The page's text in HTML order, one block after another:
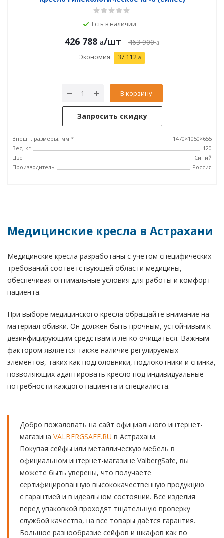
Есть в наличии
426 788 /шт 463 900
Экономия 37 112
В корзину
Запросить скидку
Внешн. размеры, мм *
1470×1050×655
Вес, кг
120
Цвет
Синий
Производитель
Россия
Медицинские кресла в Астрахани
Медицинские кресла разработаны с учетом специфических
требований соответствующей области медицины,
обеспечивая оптимальные условия для работы и комфорт
пациента.
При выборе медицинского кресла обращайте внимание на
материал обивки. Он должен быть прочным, устойчивым к
дезинфицирующим средствам и легко очищаться. Важным
фактором является также наличие регулируемых
элементов, таких как подголовники, подлокотники и спинка,
позволяющих адаптировать кресло под индивидуальные
потребности каждого пациента и специалиста.
Добро пожаловать на сайт официального интернет-
магазина VALBERGSAFE.RU в Астрахани.
Покупая сейфы или металлическую мебель в
официальном интернет-магазине ValbergSafe, вы
можете быть уверены, что получаете
сертифицированную высококачественную продукцию
с гарантией и в идеальном состоянии. Все изделия
перед упаковкой проходят тщательную проверку
службой качества, на все товары даётся гарантия.
Большое разнообразие сейфов и шкафов как по